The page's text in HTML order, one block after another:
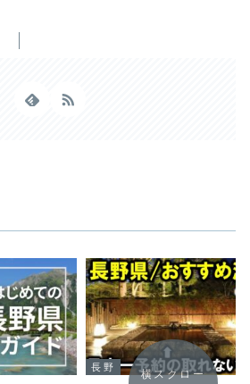
長野
横スクロー